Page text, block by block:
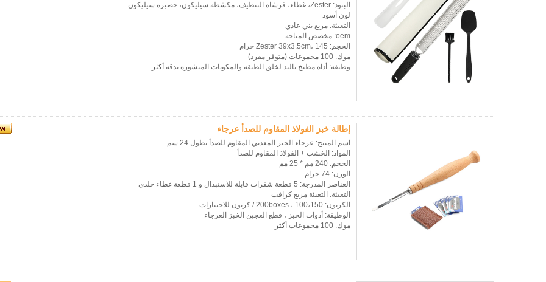
البنود: Zester، غطاء، فرشاة التنظيف، مكشطة سيليكون، حصيرة سيليكون
لون أسود
التعبئة: مربع بني عادي
oem: مخصص المتاحة
الحجم: Zester 39x3.5cm، 145 جرام
موك: 100 مجموعات (متوفر مفرد)
وظيفة: أداة مطبخ باليد لخلق الطبقة والمكونات المبشورة بدقة أكثر
إطالة خبز الفولاذ المقاوم للصدأ عرجاء
اسم المنتج: عرجاء الخبز المعدني المقاوم للصدأ بطول 24 سم
المواد: الخشب + الفولاذ المقاوم للصدأ
الحجم: 240 مم * 25 مم
الوزن: 74 جرام
العناصر المدرجة: 5 قطعة شفرات قابلة للاستبدال و 1 قطعة غطاء جلدي
التعبئة: التعبئة مربع كرافت
الكرتون: 100،150 ، 200boxes / كرتون للاختيارات
الوظيفة: أدوات الخبز ، قطع العجين الخبز العرجاء
موك: 100 مجموعات
أكثر